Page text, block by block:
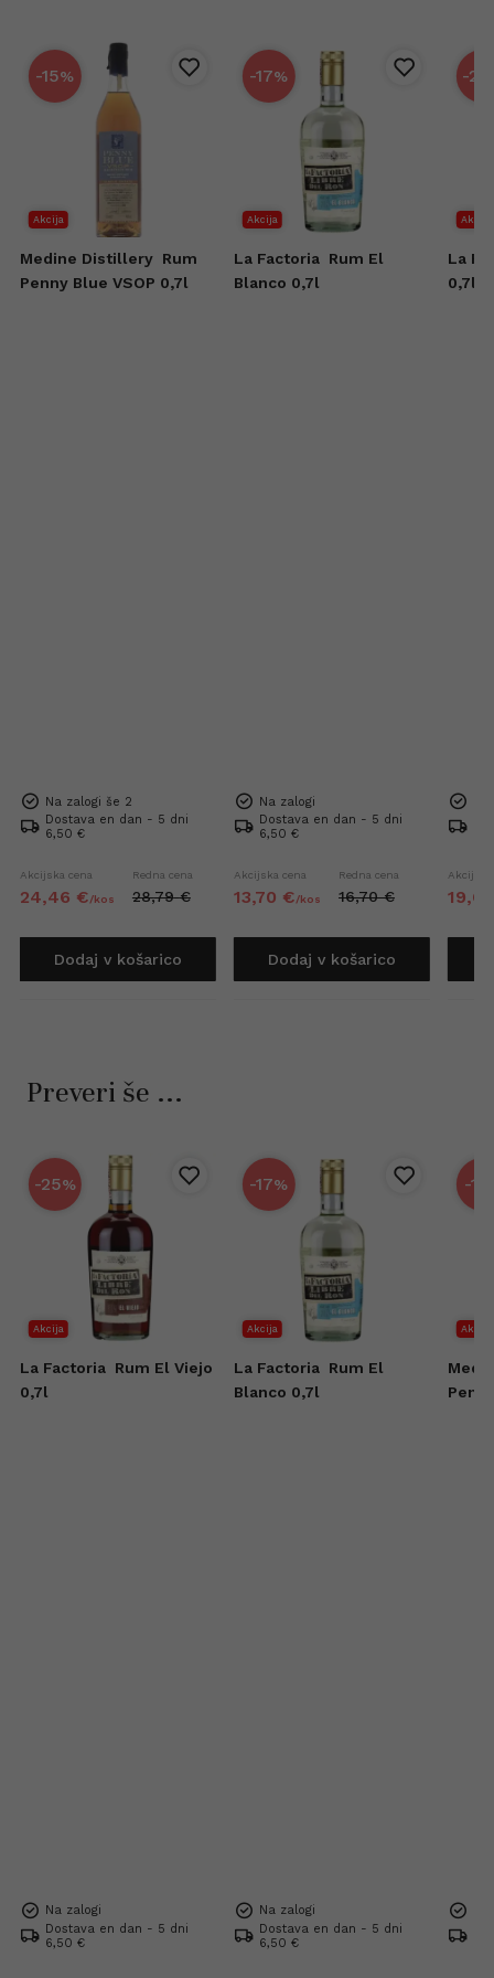
-15%
Akcija
Medine Distillery Rum
Penny Blue VSOP 0,7l
Na zalogi še 2
Dostava en dan - 5 dni
6,50 €
Akcijska cena
24,46 €/kos
Redna cena
28,79 €
Dodaj v košarico
-17%
Akcija
La Factoria Rum El
Blanco 0,7l
Na zalogi
Dostava en dan - 5 dni
6,50 €
Akcijska cena
13,70 €/kos
Redna cena
16,70 €
Dodaj v košarico
-25
Akcija
La
0,7l
Akcijska
19,67
Preveri še ...
-25%
Akcija
La Factoria Rum El Viejo
0,7l
Na zalogi
Dostava en dan - 5 dni
6,50 €
-17%
Akcija
La Factoria Rum El
Blanco 0,7l
Na zalogi
Dostava en dan - 5 dni
6,50 €
-15
Akcija